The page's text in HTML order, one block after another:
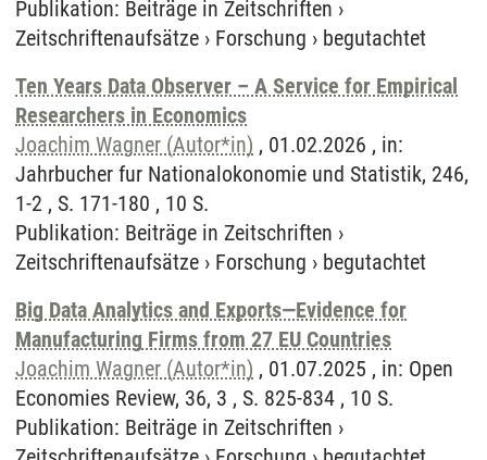
Publikation: Beiträge in Zeitschriften ›
Zeitschriftenaufsätze › Forschung › begutachtet
Ten Years Data Observer – A Service for Empirical
Researchers in Economics
Joachim Wagner (Autor*in) , 01.02.2026 , in:
Jahrbucher fur Nationalokonomie und Statistik, 246,
1-2 , S. 171-180 , 10 S.
Publikation: Beiträge in Zeitschriften ›
Zeitschriftenaufsätze › Forschung › begutachtet
Big Data Analytics and Exports—Evidence for
Manufacturing Firms from 27 EU Countries
Joachim Wagner (Autor*in) , 01.07.2025 , in: Open
Economies Review, 36, 3 , S. 825-834 , 10 S.
Publikation: Beiträge in Zeitschriften ›